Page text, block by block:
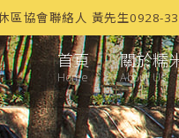
區協會聯絡人 黃先生0928-
首頁
Home
關於糯
About Us